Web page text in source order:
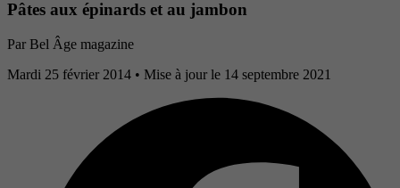
Pâtes aux épinards et au jambon
Par Bel Âge magazine
Mardi 25 février 2014 • Mise à jour le 14 septembre 2021